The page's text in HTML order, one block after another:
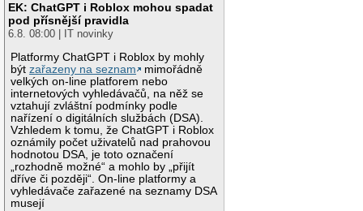
EK: ChatGPT i Roblox mohou spadat
pod přísnější pravidla
6.8. 08:00 | IT novinky
Platformy ChatGPT i Roblox by mohly
býtzařazeny na seznam
mimořádně
velkých on-line platforem nebo
internetových vyhledávačů, na něž se
vztahují zvláštní podmínky podle
nařízení o digitálních službách (DSA).
Vzhledem k tomu, že ChatGPT i Roblox
oznámily počet uživatelů nad prahovou
hodnotou DSA, je toto označení
„rozhodně možné“ a mohlo by „přijít
dříve či později“. On-line platformy a
vyhledávače zařazené na seznamy DSA
musejí